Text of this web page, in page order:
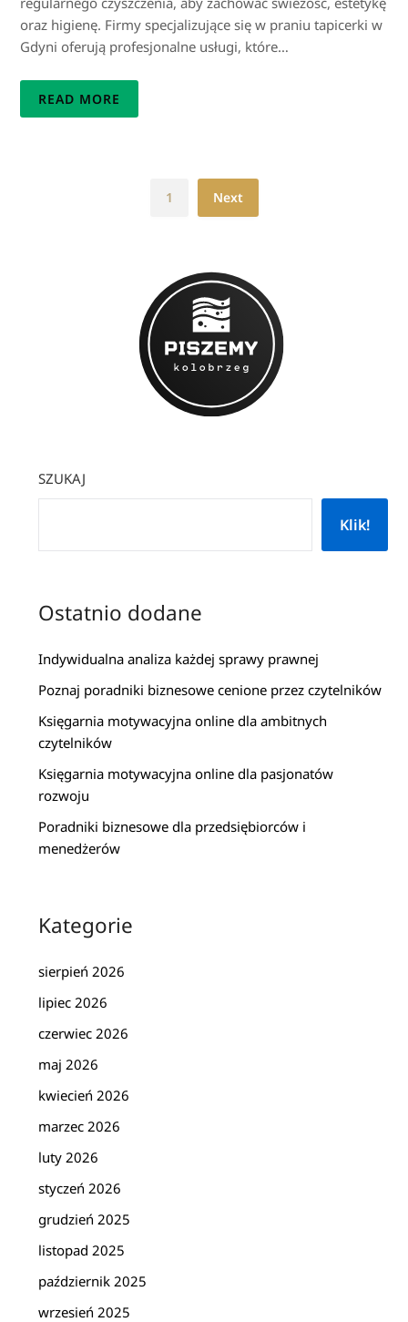
oraz higienę. Firmy specjalizujące się w praniu tapicerki w
Gdyni oferują profesjonalne usługi, które…
READ MORE
1 Next
SZUKAJ
Klik!
Ostatnio dodane
Indywidualna analiza każdej sprawy prawnej
Poznaj poradniki biznesowe cenione przez czytelników
Księgarnia motywacyjna online dla ambitnych
czytelników
Księgarnia motywacyjna online dla pasjonatów
rozwoju
Poradniki biznesowe dla przedsiębiorców i
menedżerów
Kategorie
sierpień 2026
lipiec 2026
czerwiec 2026
maj 2026
kwiecień 2026
marzec 2026
luty 2026
styczeń 2026
grudzień 2025
listopad 2025
październik 2025
wrzesień 2025